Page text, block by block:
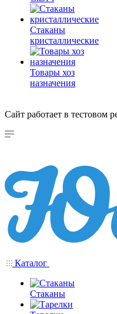
Стаканы
кристаллические
Товары хоз
назначения
Сайт работает в тестовом
Каталог
Стаканы